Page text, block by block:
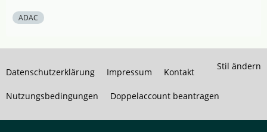
ADAC
Stil ändern
Datenschutzerklärung Impressum Kontakt
Nutzungsbedingungen Doppelaccount beantragen